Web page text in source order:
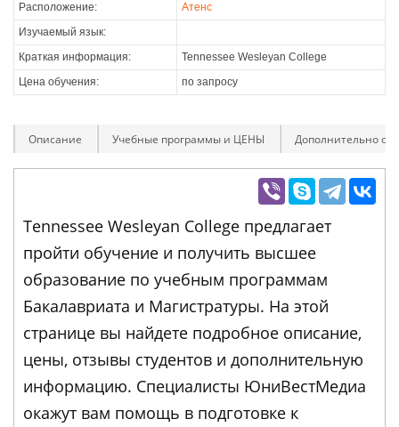
Расположение:
Атенс
Изучаемый язык:
Краткая информация:
Tennessee Wesleyan College
Цена обучения:
по запросу
Описание Учебные программы и ЦЕНЫ Дополнительно
Tennessee Wesleyan College предлагает
пройти обучение и получить высшее
образование по учебным программам
Бакалавриата и Магистратуры. На этой
странице вы найдете подробное описание,
цены, отзывы студентов и дополнительную
информацию. Специалисты ЮниВестМедиа
окажут вам помощь в подготовке к